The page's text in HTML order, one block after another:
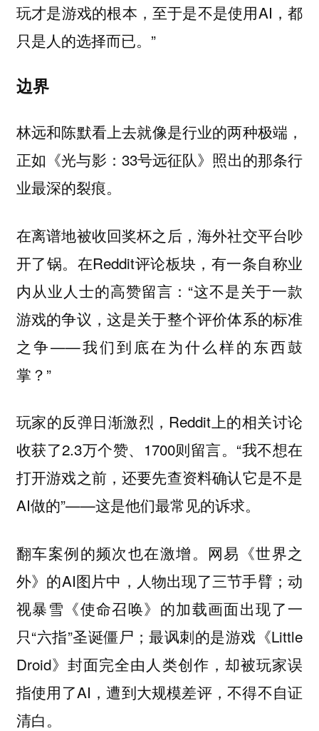
玩才是游戏的根本，至于是不是使用AI，都
只是人的选择而已。”
边界
林远和陈默看上去就像是行业的两种极端，
正如《光与影：33号远征队》照出的那条行
业最深的裂痕。
在离谱地被收回奖杯之后，海外社交平台吵
开了锅。在Reddit评论板块，有一条自称业
内从业人士的高赞留言：“这不是关于一款
游戏的争议，这是关于整个评价体系的标准
之争——我们到底在为什么样的东西鼓
掌？”
玩家的反弹日渐激烈，Reddit上的相关讨论
收获了2.3万个赞、1700则留言。“我不想在
打开游戏之前，还要先查资料确认它是不是
AI做的”——这是他们最常见的诉求。
翻车案例的频次也在激增。网易《世界之
外》的AI图片中，人物出现了三节手臂；动
视暴雪《使命召唤》的加载画面出现了一
只“六指”圣诞僵尸；最讽刺的是游戏《Little
Droid》封面完全由人类创作，却被玩家误
指使用了AI，遭到大规模差评，不得不自证
清白。